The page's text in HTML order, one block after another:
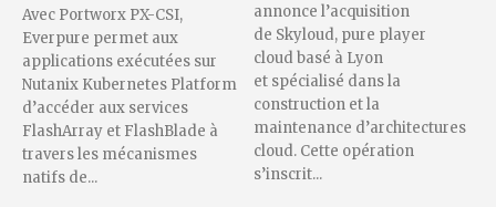
Avec Portworx PX-CSI,
Everpure permet aux
applications exécutées sur
Nutanix Kubernetes Platform
d’accéder aux services
FlashArray et FlashBlade à
travers les mécanismes
natifs de...
annonce l’acquisition
de Skyloud, pure player
cloud basé à Lyon
et spécialisé dans la
construction et la
maintenance d’architectures
cloud. Cette opération
s’inscrit...